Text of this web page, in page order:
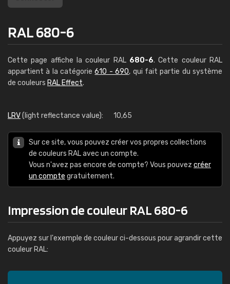
RAL 680-6
Cette page affiche la couleur RAL 680-6. Cette couleur RAL
appartient à la catégorie610 - 690, qui fait partie du système
de couleurs RAL Effect.
LRV(light reflectance value): 10,65
Sur ce site, vous pouvez créer vos propres collections
de couleurs RAL avec un compte.
Vous n'avez pas encore de compte? Vous pouvez créer
un compte gratuitement.
Impression de couleur RAL 680-6
Appuyez sur l'exemple de couleur ci-dessous pour agrandir cette
couleur RAL: